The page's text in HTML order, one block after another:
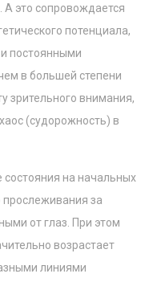
А это сопровождается
потенциала,
постоянными
в большей степени
зрительного внимания,
(судорожность) в
на начальных
за
от глаз. При этом
возрастает
линиями